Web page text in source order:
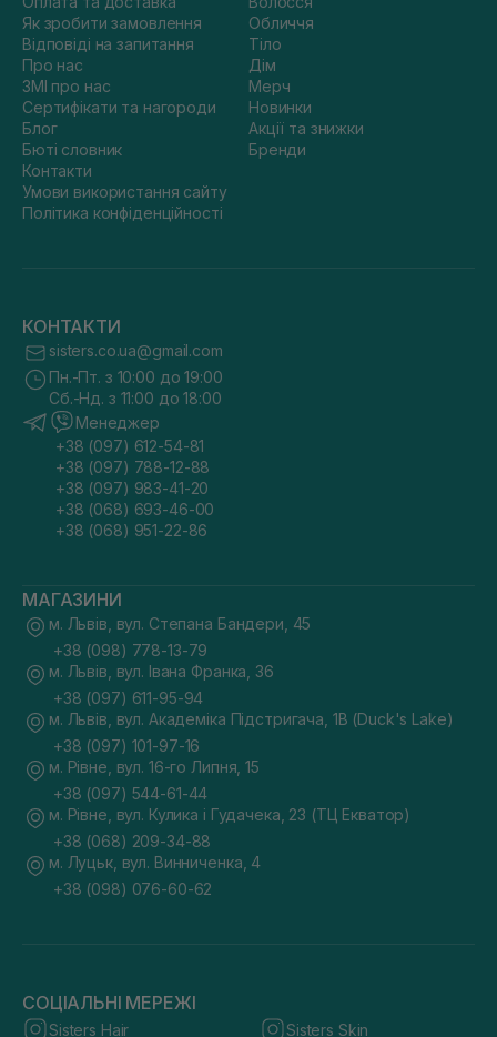
Як зробити замовлення
Відповіді на запитання
Про нас
ЗМІ про нас
Сертифікати та нагороди
Блог
Бюті словник
Контакти
Умови використання сайту
Політика конфіденційності
Обличчя
Тіло
Дім
Мерч
Новинки
Акції та знижки
Бренди
КОНТАКТИ
sisters.co.ua@gmail.com
Пн.-Пт. з 10:00 до 19:00
Сб.-Нд. з 11:00 до 18:00
Менеджер
+38 (097) 612-54-81
+38 (097) 788-12-88
+38 (097) 983-41-20
+38 (068) 693-46-00
+38 (068) 951-22-86
МАГАЗИНИ
м. Львів, вул. Степана Бандери, 45
+38 (098) 778-13-79
м. Львів, вул. Івана Франка, 36
+38 (097) 611-95-94
м. Львів, вул. Академіка Підстригача, 1В (Duck's Lake)
+38 (097) 101-97-16
м. Рівне, вул. 16-го Липня, 15
+38 (097) 544-61-44
м. Рівне, вул. Кулика і Гудачека, 23 (ТЦ Екватор)
+38 (068) 209-34-88
м. Луцьк, вул. Винниченка, 4
+38 (098) 076-60-62
СОЦІАЛЬНІ МЕРЕЖІ
Sisters Hair Sisters Skin